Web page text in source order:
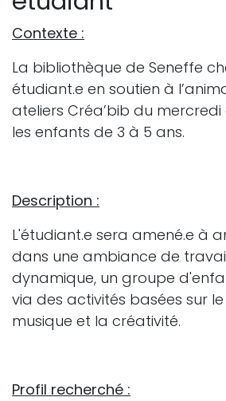
Contexte :
La bibliothèque de Seneffe
étudiant.e en soutien à
ateliers Créa’bib du
les enfants de 3 à 5 ans.
Description :
L'étudiant.e sera amené.e à
dans une ambiance de
dynamique, un groupe
via des activités basées sur le
musique et la créativité.
Profil recherché :